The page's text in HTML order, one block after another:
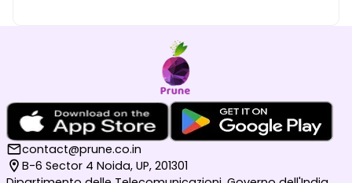
contact@prune.co.in
B-6 Sector 4 Noida, UP, 201301